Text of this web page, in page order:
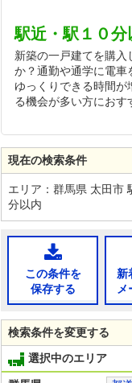
駅近・駅１０
新築の一戸建てを購
か？通勤や通学に電車
ゆっくりできる時間
る機会が多い方におす
現在の検索条件
エリア：群馬県 太田市
分以内
この条件を
保存する
新
メ
検索条件を変更する
選択中のエリア